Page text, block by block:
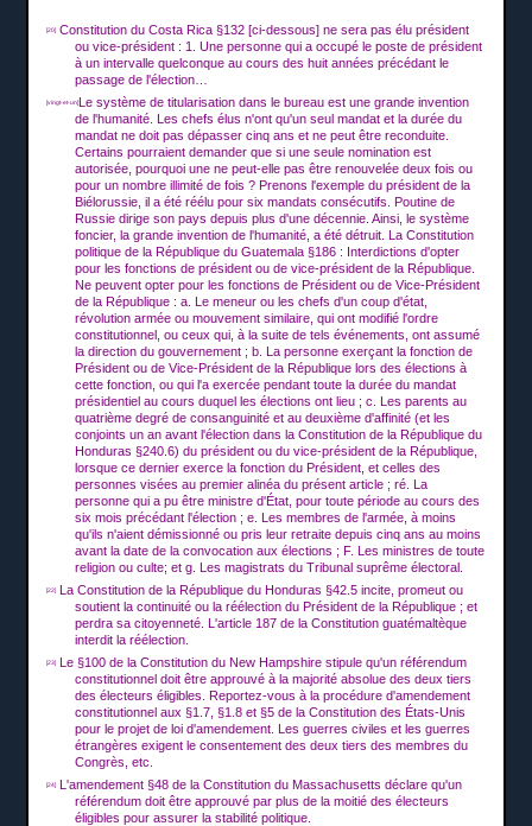
[20]
Constitution du Costa Rica §132 [ci-dessous] ne sera pas élu président
ou vice-président : 1. Une personne qui a occupé le poste de président
à un intervalle quelconque au cours des huit années précédant le
passage de l'élection…
[vingt-et-un] Le système de titularisation dans le bureau est une grande invention
de l'humanité.Les chefs élus n'ont qu'un seul mandat et la durée du
mandat ne doit pas dépasser cinq ans et ne peut être reconduite.
Certains pourraient demander que si une seule nomination est
autorisée, pourquoi une ne peut-elle pas être renouvelée deux fois ou
pour un nombre illimité de fois ?Prenons l'exemple du président de la
Biélorussie, il a été réélu pour six mandats consécutifs.Poutine de
Russie dirige son pays depuis plus d'une décennie.Ainsi, le système
foncier, la grande invention de l'humanité, a été détruit.La Constitution
politique de la République du Guatemala §186 : Interdictions d'opter
pour les fonctions de président ou de vice-président de la République.
Ne peuvent opter pour les fonctions de Président ou de Vice-Président
de la République : a.Le meneur ou les chefs d'un coup d'état,
révolution armée ou mouvement similaire, qui ont modifié l'ordre
constitutionnel, ou ceux qui, à la suite de tels événements, ont assumé
la direction du gouvernement ;b.La personne exerçant la fonction de
Président ou de Vice-Président de la République lors des élections à
cette fonction, ou qui l'a exercée pendant toute la durée du mandat
présidentiel au cours duquel les élections ont lieu ;c.Les parents au
quatrième degré de consanguinité et au deuxième d'affinité (et les
conjoints un an avant l'élection dans la Constitution de la République du
Honduras §240.6) du président ou du vice-président de la République,
lorsque ce dernier exerce la fonction du Président, et celles des
personnes visées au premier alinéa du présent article ;ré.La
personne qui a pu être ministre d'État,pour toute période au cours des
six mois précédant l'élection ;e.Les membres de l'armée, à moins
qu'ils n'aient démissionné ou pris leur retraite depuis cinq ans au moins
avant la date de la convocation aux élections ;F.Les ministres de toute
religion ou culte;et g.Les magistrats du Tribunal suprême électoral.
[22]
La Constitution de la République du Honduras §42.5 incite, promeut ou
soutient la continuité ou la réélection du Président de la République ;et
perdra sa citoyenneté.L'article 187 de la Constitution guatémaltèque
interdit la réélection.
[23]
Le §100 de la Constitution du New Hampshire stipule qu'un référendum
constitutionnel doit être approuvé à la majorité absolue des deux tiers
des électeurs éligibles.Reportez-vous à la procédure d'amendement
constitutionnel aux §1.7, §1.8 et §5 de la Constitution des États-Unis
pour le projet de loi d'amendement.Les guerres civiles et les guerres
étrangères exigent le consentement des deux tiers des membres du
Congrès, etc.
[24]
L'amendement §48 de la Constitution du Massachusetts déclare qu'un
référendum doit être approuvé par plus de la moitié des électeurs
éligibles pour assurer la stabilité politique.